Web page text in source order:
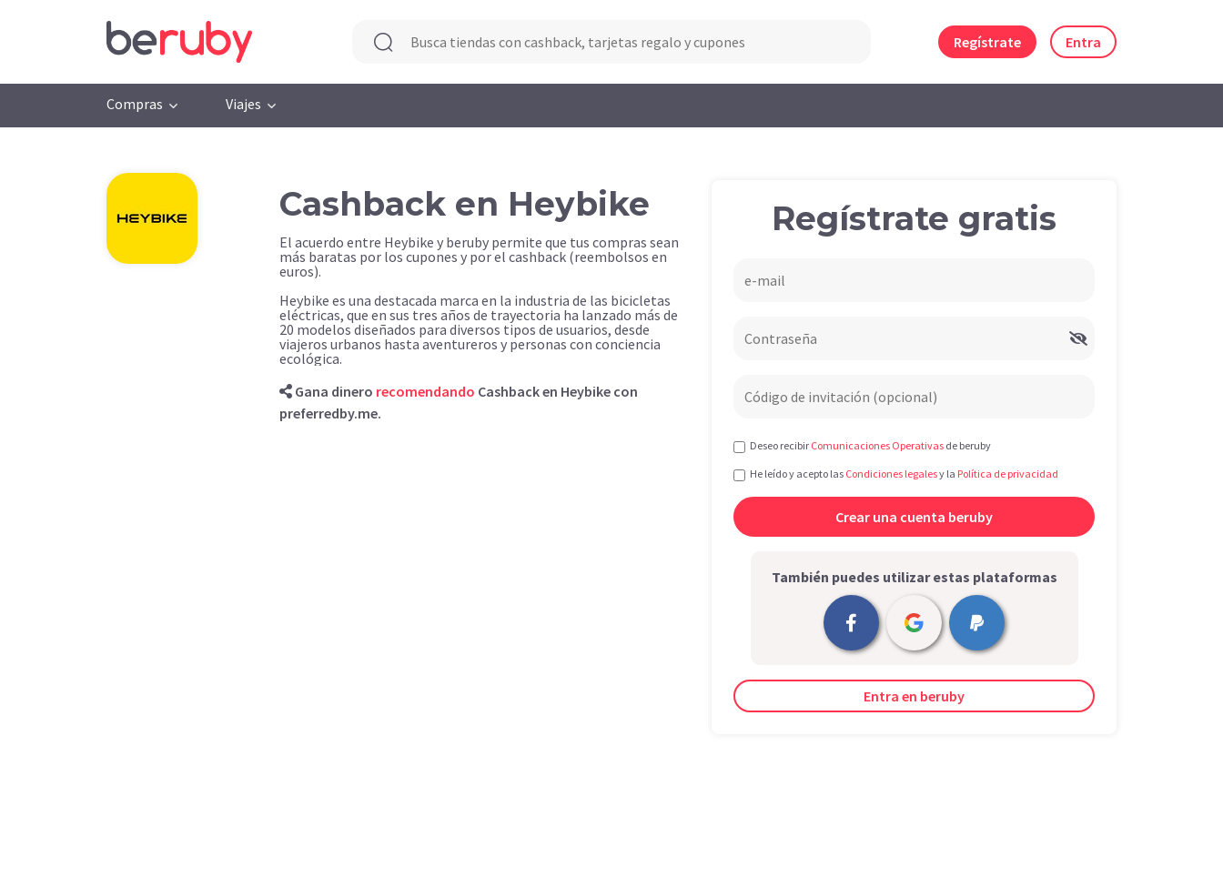
Regístrate Entra
Compras Viajes
Cashback en Heybike
El acuerdo entre Heybike y beruby permite que tus compras sean
más baratas por los cupones y por el cashback (reembolsos en
euros).
Heybike es una destacada marca en la industria de las bicicletas
eléctricas, que en sus tres años de trayectoria ha lanzado más de
20 modelos diseñados para diversos tipos de usuarios, desde
viajeros urbanos hasta aventureros y personas con conciencia
ecológica.
Gana dinero recomendando Cashback en Heybike con
preferredby.me.
Regístrate gratis
Deseo recibir Comunicaciones Operativas de beruby
He leído y acepto las Condiciones legalesy la Política de privacidad
También puedes utilizar estas plataformas
Entra en beruby